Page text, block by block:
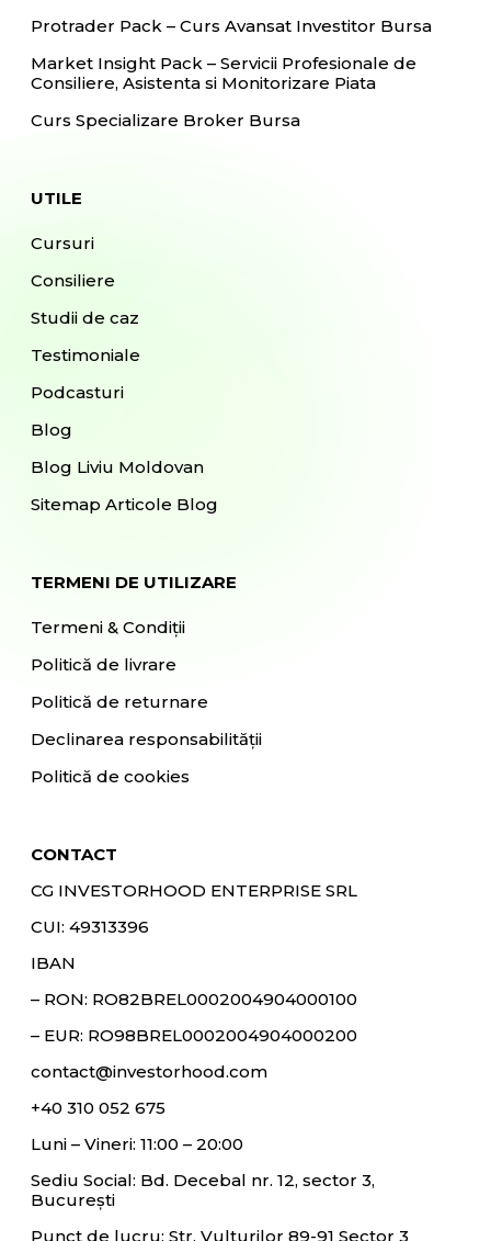
Protrader Pack – Curs Avansat Investitor Bursa
Market Insight Pack – Servicii Profesionale de
Consiliere, Asistenta si Monitorizare Piata
Curs Specializare Broker Bursa
UTILE
Cursuri
Consiliere
Studii de caz
Testimoniale
Podcasturi
Blog
Blog Liviu Moldovan
Sitemap Articole Blog
TERMENI DE UTILIZARE
Termeni & Condiții
Politică de livrare
Politică de returnare
Declinarea responsabilității
Politică de cookies
CONTACT
CG INVESTORHOOD ENTERPRISE SRL
CUI: 49313396
IBAN
– RON: RO82BREL0002004904000100
– EUR: RO98BREL0002004904000200
contact@investorhood.com
+40 310 052 675
Luni – Vineri: 11:00 – 20:00
Sediu Social: Bd. Decebal nr. 12, sector 3,
București
Punct de lucru: Str. Vulturilor 89-91 Sector 3